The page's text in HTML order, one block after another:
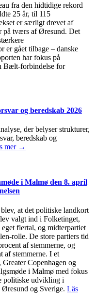
fra den hidtidige rekord
25 år, til 115
er særligt drevet af
på tværs af Øresund. Det
er gået tilbage – danske
har fokus på
Bælt-forbindelse for
og beredskab 2026
der belyser strukturer,
beredskab og
mer →
i Malmø den 8. april
at det politiske landkort
valgt ind i Folketinget,
flertal, og midterpartiet
rolle. De store partiers tid
af stemmerne, og
af stemmerne. I et
Copenhagen og
i Malmø med fokus
politiske udvikling i
og Sverige. Läs